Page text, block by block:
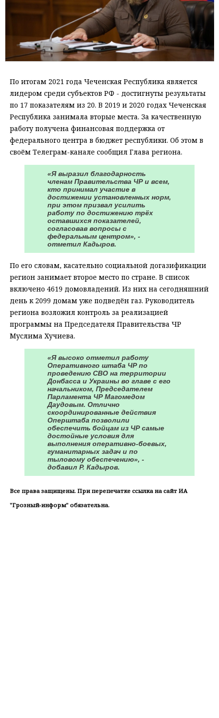
По итогам 2021 года Чеченская Республика является
лидером среди субъектов РФ - достигнуты результаты
по 17 показателям из 20. В 2019 и 2020 годах Чеченская
Республика занимала вторые места. За качественную
работу получена финансовая поддержка от
федерального центра в бюджет республики. Об этом в
своём Телеграм-канале сообщил Глава региона.
«Я выразил благодарность
членам Правительства ЧР и всем,
кто принимал участие в
достижении установленных норм,
при этом призвал усилить
работу по достижению трёх
оставшихся показателей,
согласовав вопросы с
федеральным центром», -
отметил Кадыров.
По его словам, касательно социальной догазификации
регион занимает второе место по стране. В список
включено 4619 домовладений. Из них на сегодняшний
день к 2099 домам уже подведён газ. Руководитель
региона возложил контроль за реализацией
программы на Председателя Правительства ЧР
Муслима Хучиева.
«Я высоко отметил работу
Оперативного штаба ЧР по
проведению СВО на территории
Донбасса и Украины во главе с его
начальником, Председателем
Парламента ЧР Магомедом
Даудовым. Отлично
скоординированные действия
Оперштаба позволили
обеспечить бойцам из ЧР самые
достойные условия для
выполнения оперативно-боевых,
гуманитарных задач и по
тыловому обеспечению», -
добавил Р. Кадыров.
Все права защищены. При перепечатке ссылка на сайт ИА
"Грозный-информ" обязательна.